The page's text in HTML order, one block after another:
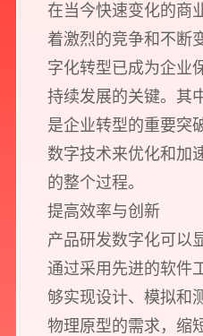
在当今快速变化的商
着激烈的竞争和不断
字化转型已成为企业
持续发展的关键。其
是企业转型的重要突
数字技术来优化和加
的整个过程。
提高效率与创新
产品研发数字化可以
通过采用先进的软件
够实现设计、模拟和
物理原型的需求，缩